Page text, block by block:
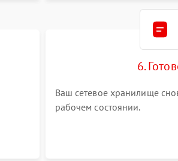
6.
Ваш сетевое хранилище
рабочем состоянии.